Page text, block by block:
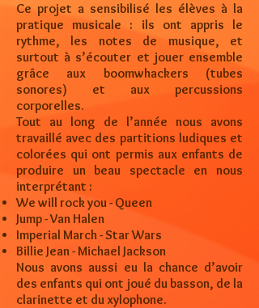
Ce projet a sensibilisé les élèves à la
pratique musicale : ils ont appris le
rythme, les notes de musique, et
surtout à s’écouter et jouer ensemble
grâce aux boomwhackers (tubes
sonores) et aux percussions
corporelles.
Tout au long de l’année nous avons
travaillé avec des partitions ludiques et
colorées qui ont permis aux enfants de
produire un beau spectacle en nous
interprétant :
We will rock you - Queen
Jump - Van Halen
Imperial March - Star Wars
Billie Jean - Michael Jackson
Nous avons aussi eu la chance d’avoir
des enfants qui ont joué du basson, de la
clarinette et du xylophone.